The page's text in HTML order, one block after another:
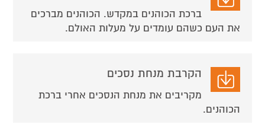
ברכת הכוהנים במקדש. הכוהנים מברכים
את העם כשהם עומדים על מעלות האולם.
הקרבת מנחת נסכים
מקריבים את מנחת הנסכים אחרי ברכת
הכוהנים.